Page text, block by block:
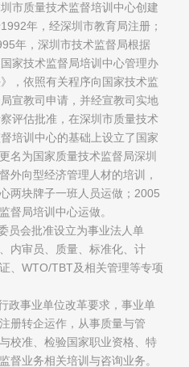
市质量技术监督培训中心创建
年，经深圳市教育局注册；
年，深圳市技术监督局根据
国家技术监督局培训中心管理办
，依照有关程序向国家技术监
宣教司申请，并经宣教司实地
评估批准，在深圳市质量技术
培训中心的基础上设立了国家
名为国家质量技术监督局深圳
外向型经济管理人材的培训，
两块牌子一班人员运做；2005
督局培训中心运做。
员会批准设立为事业法人单
内审员、质量、标准化、计
、WTO/TBT及相关管理等专项
政事业单位改革要求，事业单
册转企运作，从事质量与管
校准、检验国家职业资格、特
督业务相关培训与咨询业务。